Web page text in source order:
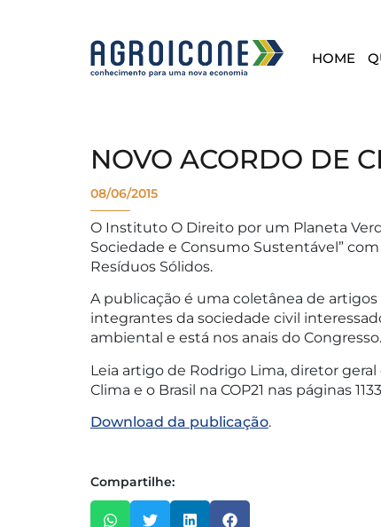
HOME
NOVO ACORDO DE
08/06/2015
O Instituto O Direito por um Planeta
Sociedade e Consumo Sustentável”
Resíduos Sólidos.
A publicação é uma coletânea de
integrantes da sociedade civil
ambiental e está nos anais do Congresso.
Leia artigo de Rodrigo Lima, diretor
Clima e o Brasil na COP21 nas páginas
Download da publicação.
Compartilhe: